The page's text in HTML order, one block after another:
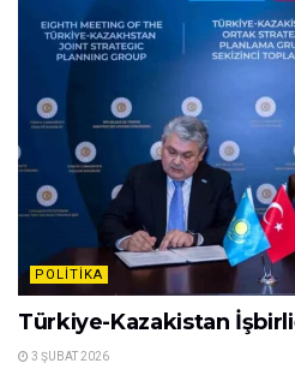
POLITIKA
Türkiye-Kazakistan
3 ŞUBAT 2026